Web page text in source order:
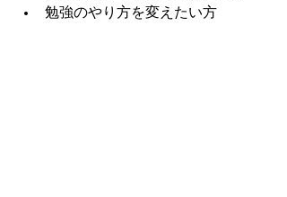
勉強のやり方を変えたい方